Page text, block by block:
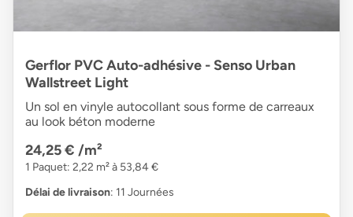
Gerflor PVC Auto-adhésive - Senso Urban
Wallstreet Light
Un sol en vinyle autocollant sous forme de carreaux
au look béton moderne
24,25 € /m²
1 Paquet: 2,22 m² à 53,84 €
Délai de livraison: 11 Journées